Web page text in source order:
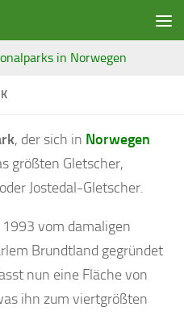
in Norwegen
, der sich in Norwegen
größten Gletscher,
Jostedal-Gletscher.
vom damaligen
Brundtland gegründet
nun eine Fläche von
ihn zum viertgrößten